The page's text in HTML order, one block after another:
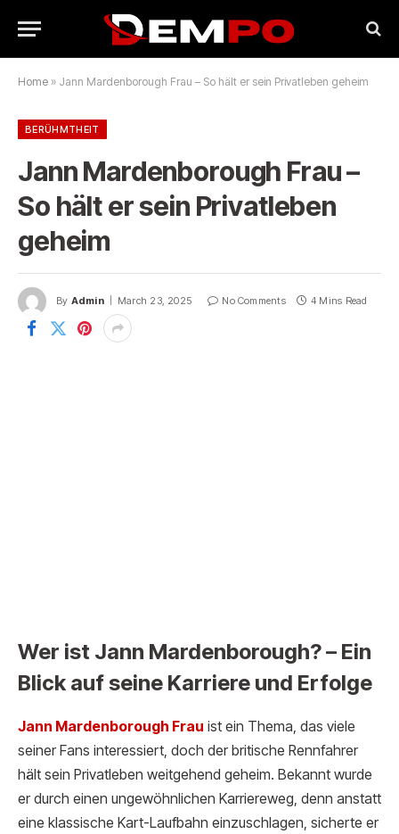
Home » Jann Mardenborough Frau – So hält er sein Privatleben geheim
BERÜHMTHEIT
Jann Mardenborough Frau –
So hält er sein Privatleben
geheim
By Admin March 23, 2025 No Comments 4 Mins Read
Wer ist Jann Mardenborough? – Ein
Blick auf seine Karriere und Erfolge
Jann Mardenborough Frau ist ein Thema, das viele
seiner Fans interessiert, doch der britische Rennfahrer
hält sein Privatleben weitgehend geheim. Bekannt wurde
er durch einen ungewöhnlichen Karriereweg, denn anstatt
eine klassische Kart-Laufbahn einzuschlagen, sicherte er